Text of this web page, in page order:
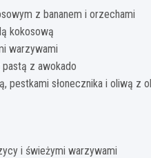
z bananem i orzechami
kokosową
warzywami
z awokado
pestkami słonecznika i oliwą z
i świeżymi warzywami